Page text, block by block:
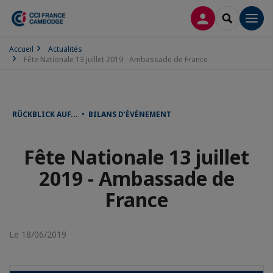
CONNEXION
Accueil
Actualités
Fête Nationale 13 juillet 2019 - Ambassade de France
RÜCKBLICK AUF... • BILANS D’ÉVÈNEMENT
Fête Nationale 13 juillet
2019 - Ambassade de
France
Le 18/06/2019